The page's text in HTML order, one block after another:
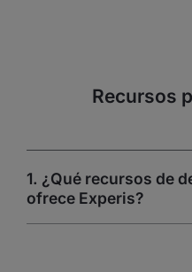
Recursos
1. ¿Qué recursos de
ofrece Experis?